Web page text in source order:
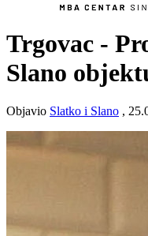
Trgovac -
Slano
Objavio Slatko i Slano ,